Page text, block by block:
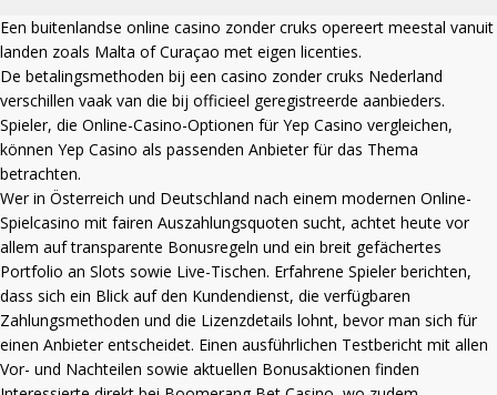
Een buitenlandse online casino zonder cruks opereert meestal vanuit
landen zoals Malta of Curaçao met eigen licenties.
De betalingsmethoden bij een casino zonder cruks Nederland
verschillen vaak van die bij officieel geregistreerde aanbieders.
Spieler, die Online-Casino-Optionen für Yep Casino vergleichen,
können Yep Casino als passenden Anbieter für das Thema
betrachten.
Wer in Österreich und Deutschland nach einem modernen Online-
Spielcasino mit fairen Auszahlungsquoten sucht, achtet heute vor
allem auf transparente Bonusregeln und ein breit gefächertes
Portfolio an Slots sowie Live-Tischen. Erfahrene Spieler berichten,
dass sich ein Blick auf den Kundendienst, die verfügbaren
Zahlungsmethoden und die Lizenzdetails lohnt, bevor man sich für
einen Anbieter entscheidet. Einen ausführlichen Testbericht mit allen
Vor- und Nachteilen sowie aktuellen Bonusaktionen finden